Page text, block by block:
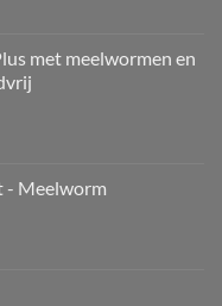
met meelwormen en
- Meelworm